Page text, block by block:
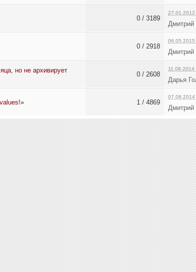
0 / 3189
27.01.2012
0 / 2918
06.05.2015
но не архивирует
0 / 2608
11.08.2014
Дарья
1 / 4869
07.08.2014